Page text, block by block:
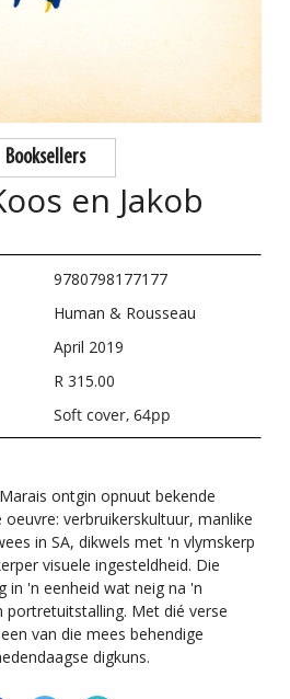
Booksellers
en Jakob
9780798177177
Human & Rousseau
April 2019
R 315.00
Soft cover, 64pp
ontgin opnuut bekende
verbruikerskultuur, manlike
in SA, dikwels met 'n vlymskerp
visuele ingesteldheid. Die
in 'n eenheid wat neig na 'n
portretuitstalling. Met dié verse
van die mees behendige
digkuns.